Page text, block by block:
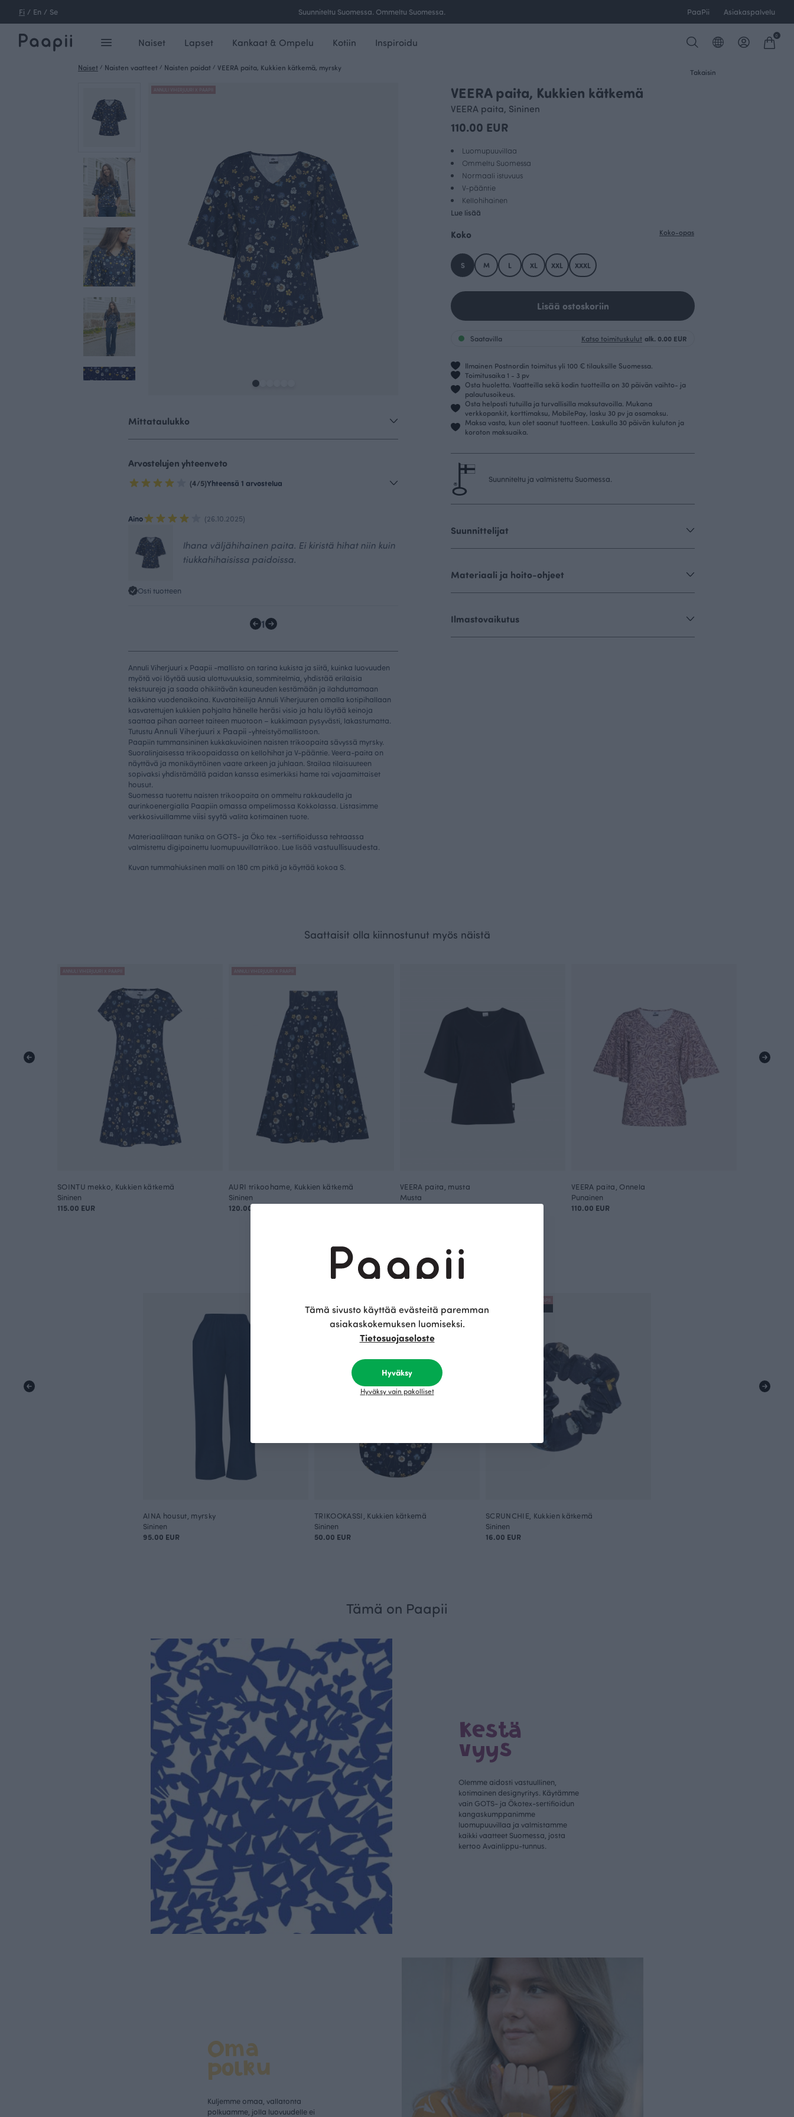
Fi / En / Se Ilmainen toimitus yli 100 € tilauksille Suomessa. PaaPii Asiakaspalvelu
Naiset Lapset Kankaat & Ompelu Kotiin Inspiroidu
0
Naiset / Naisten vaatteet / Naisten paidat / VEERA paita, Kukkien kätkemä, myrsky Takaisin
ANNULI VIHERJUURI X PAAPII ANNULI VIHERJUURI X PAAPII
Mittataulukko
Arvostelujen yhteenveto
(4/5)Yhteensä 1 arvostelua
Aino (26.10.2025)
Ihana väljähihainen paita. Ei kiristä hihat niin kuin
tiukkahihaisissa paidoissa.
Osti tuotteen
1
Annuli Viherjuuri x Paapii -mallisto on tarina kukista ja siitä, kuinka luovuuden
myötä voi löytää uusia ulottuvuuksia, sommitelmia, yhdistää erilaisia
tekstuureja ja saada ohikiitävän kauneuden kestämään ja ilahduttamaan
kaikkina vuodenaikoina. Kuvataiteilija Annuli Viherjuuren omalla kotipihallaan
kasvatettujen kukkien pohjalta hänelle heräsi visio ja halu löytää keinoja
saattaa pihan aarteet taiteen muotoon – kukkimaan pysyvästi, lakastumatta.
Tutustu Annuli Viherjuuri x Paapii -yhteistyömallistoon.
Paapiin tummansininen kukkakuvioinen naisten trikoopaita sävyssä myrsky.
Suoralinjaisessa trikoopaidassa on kellohihat ja V-pääntie. Veera-paita on
näyttävä ja monikäyttöinen vaate arkeen ja juhlaan. Stailaa tilaisuuteen
sopivaksi yhdistämällä paidan kanssa esimerkiksi hame tai vajaamittaiset
housut.
Suomessa tuotettu naisten trikoopaita on ommeltu rakkaudella ja
aurinkoenergialla Paapiin omassa ompelimossa Kokkolassa. Listasimme
verkkosivuillamme viisi syytä valita kotimainen tuote.
Materiaaliltaan tunika on GOTS- ja Öko tex -sertifioidussa tehtaassa
valmistettu digipainettu luomupuuvillatrikoo. Lue lisää vastuullisuudesta.
Kuvan tummahiuksinen malli on 180 cm pitkä ja käyttää kokoa S.
VEERA paita, Kukkien kätkemä
VEERA paita, Sininen
110.00 EUR
Luomupuuvillaa
Ommeltu Suomessa
Normaali istuvuus
V-pääntie
Kellohihainen
Lue lisää
Koko Koko-opas
S M L XL XXL XXXL
Lisää ostoskoriin
Saatavilla Katso toimituskulut alk. 0.00 EUR
Ilmainen Postnordin toimitus yli 100 € tilauksille Suomessa.
Toimitusaika 1 - 3 pv
Osta huoletta. Vaatteilla sekä kodin tuotteilla on 30 päivän vaihto- ja
palautusoikeus.
Osta helposti tutuilla ja turvallisilla maksutavoilla. Mukana
verkkopankit, korttimaksu, MobilePay, lasku 30 pv ja osamaksu.
Maksa vasta, kun olet saanut tuotteen. Laskulla 30 päivän kuluton ja
koroton maksuaika.
Suunniteltu ja valmistettu Suomessa.
Suunnittelijat
Materiaali ja hoito-ohjeet
Ilmastovaikutus
Saattaisit olla kiinnostunut myös näistä
ANNULI VIHERJUURI X PAAPII
SOINTU mekko, Kukkien kätkemä
Sininen
115.00 EUR
ANNULI VIHERJUURI X PAAPII
AURI trikoohame, Kukkien kätkemä
Sininen
120.00 EUR
VEERA paita, musta
Musta
VEERA paita, Onnela
Punainen
110.00 EUR
Täydennä asukokonaisuus näillä tuotteilla
AINA housut, myrsky
Sininen
95.00 EUR
TRIKOOKASSI, Kukkien kätkemä
Sininen
50.00 EUR
SCRUNCHIE, Kukkien kätkemä
Sininen
16.00 EUR
Tämä on Paapii
Kestä
vyys
Olemme aidosti vastuullinen,
kotimainen designyritys. Käytämme
vain GOTS- ja Ökotex-sertifioidun
kangaskumppanimme
luomupuuvillaa ja valmistamme
kaikki vaatteet Suomessa, josta
kertoo Avainlippu-tunnus.
Oma
polku
Kuljemme omaa, vallatonta
polkuamme, jolla luovuudelle ei
Tämä sivusto käyttää evästeitä paremman
asiakaskokemuksen luomiseksi.
Tietosuojaseloste
Hyväksy
Hyväksy vain pakolliset